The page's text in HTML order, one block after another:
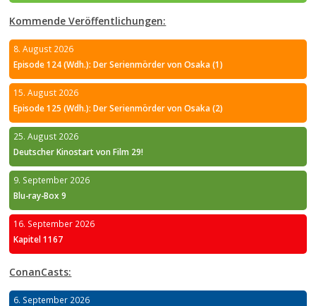
Kommende Veröffentlichungen:
8. August 2026
Episode 124 (Wdh.): Der Serienmörder von Osaka (1)
15. August 2026
Episode 125 (Wdh.): Der Serienmörder von Osaka (2)
25. August 2026
Deutscher Kinostart von Film 29!
9. September 2026
Blu-ray-Box 9
16. September 2026
Kapitel 1167
ConanCasts:
6. September 2026